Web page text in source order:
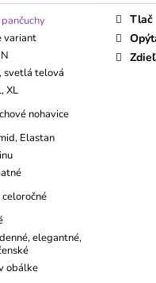
variant
svetlá telová
XL
nohavice
Elastan
elegantné,
obálke
Tlač